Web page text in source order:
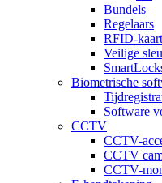
Bundels
Regelaars
RFID-
Veilige
Biometrische
Software
CCTV
CCTV-
CCTV
CCTV-